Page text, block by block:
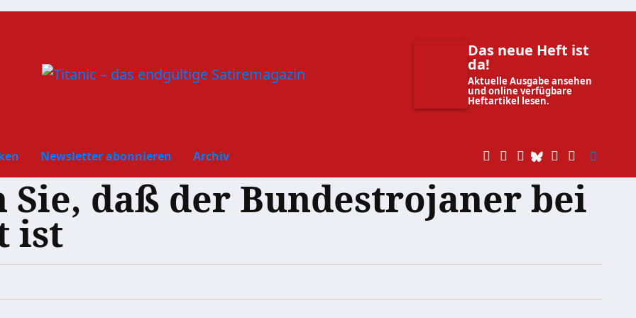
Das neue Heft ist
da!
Aktuelle Ausgabe ansehen
und online verfügbare
Heftartikel lesen.
Newsletter abonnieren Archiv
Sie, daß der Bundestrojaner bei
ist